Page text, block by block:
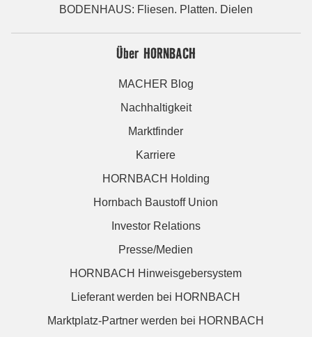
BODENHAUS: Fliesen. Platten. Dielen
Über HORNBACH
MACHER Blog
Nachhaltigkeit
Marktfinder
Karriere
HORNBACH Holding
Hornbach Baustoff Union
Investor Relations
Presse/Medien
HORNBACH Hinweisgebersystem
Lieferant werden bei HORNBACH
Marktplatz-Partner werden bei HORNBACH